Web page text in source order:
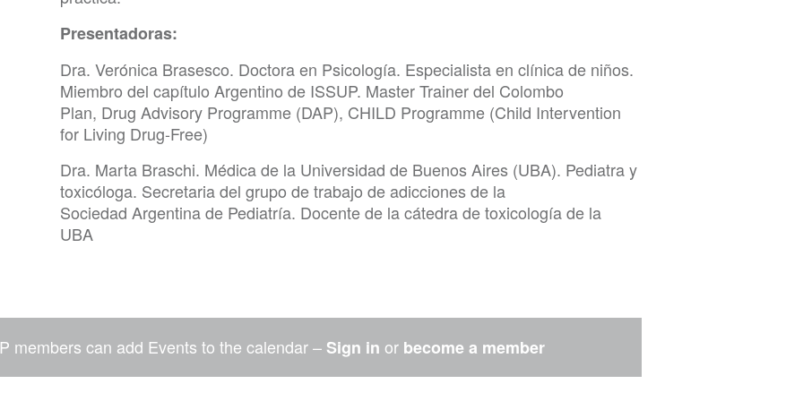
Presentadoras:
Dra. Verónica Brasesco. Doctora en Psicología. Especialista en clínica de niños.
Miembro del capítulo Argentino de ISSUP. Master Trainer del Colombo
Plan, Drug Advisory Programme (DAP), CHILD Programme (Child Intervention
for Living Drug-Free)
Dra. Marta Braschi. Médica de la Universidad de Buenos Aires (UBA). Pediatra y
toxicóloga. Secretaria del grupo de trabajo de adicciones de la
Sociedad Argentina de Pediatría. Docente de la cátedra de toxicología de la
UBA
members can add Events to the calendar – Sign in or become a member